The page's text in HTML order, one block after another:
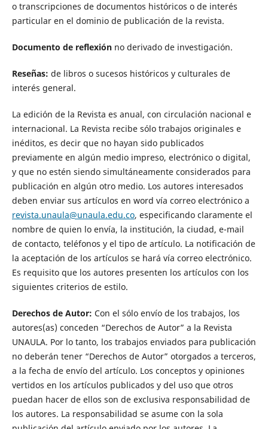
o transcripciones de documentos históricos o de interés
particular en el dominio de publicación de la revista.
Documento de reflexiónno derivado de investigación.
Reseñas: de libros o sucesos históricos y culturales de
interés general.
La edición de la Revista es anual, con circulación nacional e
internacional. La Revista recibe sólo trabajos originales e
inéditos, es decir que no hayan sido publicados
previamente en algún medio impreso, electrónico o digital,
y que no estén siendo simultáneamente considerados para
publicación en algún otro medio. Los autores interesados
deben enviar sus artículos en word vía correo electrónico a
revista.unaula@unaula.edu.co, especificando claramente el
nombre de quien lo envía, la institución, la ciudad, e-mail
de contacto, teléfonos y el tipo de artículo. La notificación de
la aceptación de los artículos se hará vía correo electrónico.
Es requisito que los autores presenten los artículos con los
siguientes criterios de estilo.
Derechos de Autor: Con el sólo envío de los trabajos, los
autores(as) conceden “Derechos de Autor” a la Revista
UNAULA. Por lo tanto, los trabajos enviados para publicación
no deberán tener “Derechos de Autor” otorgados a terceros,
a la fecha de envío del artículo. Los conceptos y opiniones
vertidos en los artículos publicados y del uso que otros
puedan hacer de ellos son de exclusiva responsabilidad de
los autores. La responsabilidad se asume con la sola